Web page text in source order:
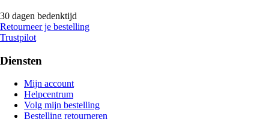
30 dagen bedenktijd
Retourneer je bestelling
Trustpilot
Diensten
Mijn account
Helpcentrum
Volg mijn bestelling
Bestelling retourneren